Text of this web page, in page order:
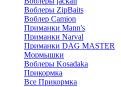
Воблеры ZipBaits
Воблер Camion
Приманки Mann's
Приманки Narval
Приманки DAG MASTER
Мормышки
Воблеры Kosadaka
Прикормка
Все Прикормка